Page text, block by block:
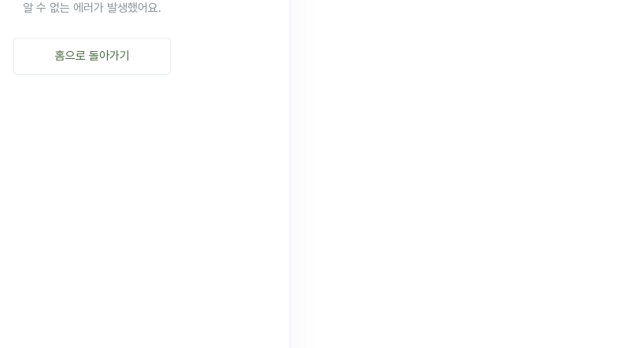
알 수 없는 에러가 발생했어요.
홈으로 돌아가기